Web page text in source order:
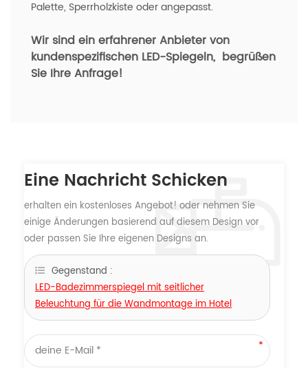
Palette, Sperrholzkiste oder angepasst.
Wir sind ein erfahrener Anbieter von
kundenspezifischen LED-Spiegeln, begrüßen
Sie Ihre Anfrage!
Eine Nachricht Schicken
erhalten ein kostenloses Angebot! oder nehmen Sie
einige Änderungen basierend auf diesem Design vor
oder passen Sie Ihre eigenen Designs an.
Gegenstand :
LED-Badezimmerspiegel mit seitlicher
Beleuchtung für die Wandmontage im Hotel